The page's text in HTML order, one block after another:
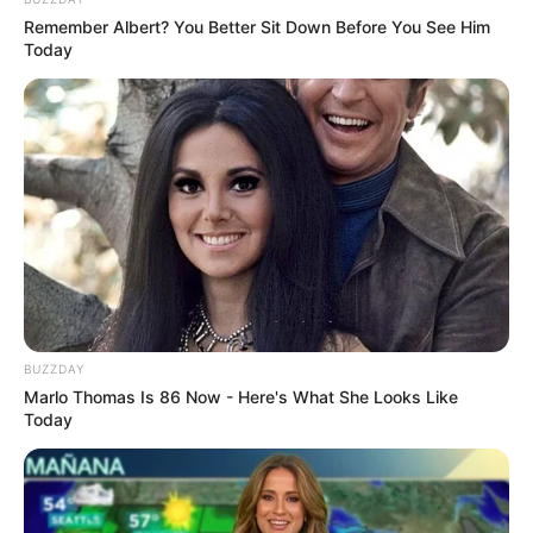
Pada bulan Maret 1942, pasukan Korps Polandia ke
Hamadanndemi mengamankan kawasan ladang minyak di Iran
yang jadi target tentara Soviet.
Di kota Hamadan itulah beruang Wojtek bertemu pertama kali
dengan para tentara Polandia.
Induknya sudah mati dan hampir jadidancing bear
akhirnya diadopsi tentara
Remember Albert? You Better Sit Down Before You See Him
Today
BUZZDAY
Marlo Thomas Is 86 Now - Here's What She Looks Like
Today